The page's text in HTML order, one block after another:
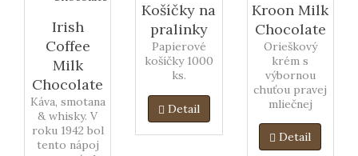
krémom.
Irish
Coffee
Milk
Chocolate
Káva, smotana
& whisky. V
roku 1942 bol
tento nápoj
Košíčky na
pralinky
Papierové
košíčky 1000
ks.
Detail
Kroon Milk
Chocolate
Orieškový
krém s
výbornou
chuťou pravej
mliečnej
čokolády.
Detail